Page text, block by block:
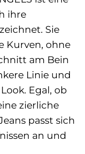
ihre
Sie
Kurven, ohne
am Bein
Linie und
Egal, ob
zierliche
passt sich
an und